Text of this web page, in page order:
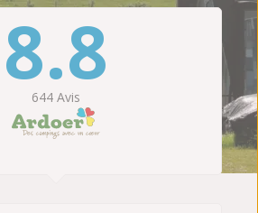
8.8
644 Avis